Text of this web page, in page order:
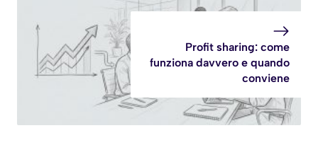
Profit sharing: come
funziona davvero e quando
conviene